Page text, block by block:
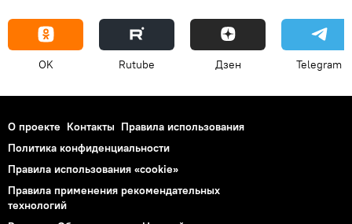
OK Rutube Дзен Telegram
О проекте Контакты Правила использования
Политика конфиденциальности
Правила использования «cookie»
Правила применения рекомендательных
технологий